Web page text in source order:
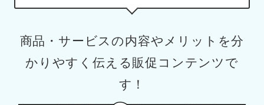
商品・サービスの内容やメリットを分
かりやすく伝える販促コンテンツで
す！